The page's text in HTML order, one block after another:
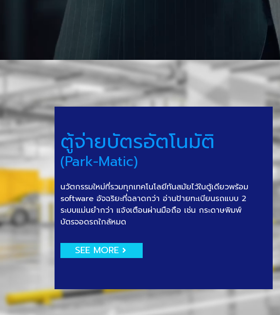
ตู้จ่ายบัตรอัตโนมัติ
(Park-Matic)
นวัตกรรมใหม่ที่รวมทุกเทคโนโลยีทันสมัยไว้ในตู้เดียวพร้อม
software อัจฉริยะที่ฉลาดกว่า อ่านป้ายทะเบียนรถแบบ 2
ระบบแม่นยำกว่า แจ้งเตือนผ่านมือถือ เช่น กระดาษพิมพ์
บัตรจอดรถใกล้หมด
SEE MORE